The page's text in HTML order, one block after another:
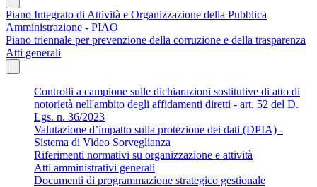
Piano Integrato di Attività e Organizzazione della Pubblica
Amministrazione - PIAO
Piano triennale per prevenzione della corruzione e della trasparenza
Atti generali
Controlli a campione sulle dichiarazioni sostitutive di atto di
notorietà nell'ambito degli affidamenti diretti - art. 52 del D.
Lgs. n. 36/2023
Valutazione d’impatto sulla protezione dei dati (DPIA) -
Sistema di Video Sorveglianza
Riferimenti normativi su organizzazione e attività
Atti amministrativi generali
Documenti di programmazione strategico gestionale